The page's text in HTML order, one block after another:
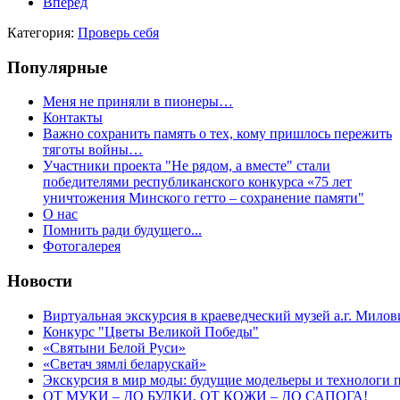
Категория: Проверь себя
Популярные
Меня не приняли в пионеры…
Контакты
Важно сохранить память о тех, кому пришлось пережить
тяготы войны…
Участники проекта "Не рядом, а вместе" стали
победителями республиканского конкурса «75 лет
уничтожения Минского гетто – сохранение памяти"
О нас
Помнить ради будущего...
Фотогалерея
Новости
Виртуальная экскурсия в краеведческий музей а.г.
Конкурс "Цветы Великой Победы"
«Святыни Белой Руси»
«Светач зямлі беларускай»
Экскурсия в мир моды: будущие модельеры и технологи
ОТ МУКИ – ДО БУЛКИ, ОТ КОЖИ – ДО САПОГА!